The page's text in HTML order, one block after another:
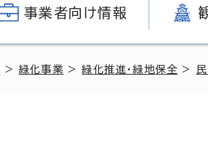
事業者向け情報
>緑化事業 >緑化推進・緑地保全 >